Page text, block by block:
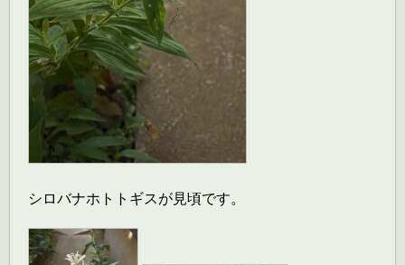
シロバナホトトギスが見頃です。